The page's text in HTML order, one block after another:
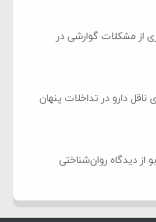
از مشکلات گوارشی در
دارو در تداخلات پنهان
از دیدگاه روان‌شناختی